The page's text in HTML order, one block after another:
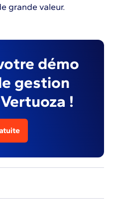
grande valeur.
démo
gestion
!